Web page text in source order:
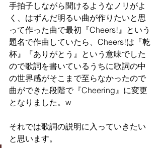
手拍子しながら聞けるようなノリがよ
く、はずんだ明るい曲が作りたいと思
って作った曲で最初『Cheers!』という
題名で作曲していたら、Cheers!は『乾
杯』『ありがとう』という意味でした
ので歌詞を書いているうちに歌詞の中
の世界感がそこまで至らなかったので
曲ができた段階で『Cheering』に変更
となりました。w
それでは歌詞の説明に入っていきたい
と思います。